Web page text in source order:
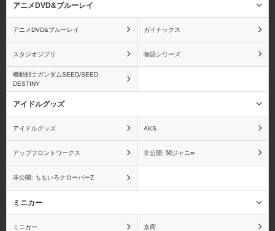
ウルトラマン
エンジェルビーツ！ 狼と香辛料
オーディンスフィア おジャ魔女どれみ
アニメDVD&ブルーレイ
アニメDVD&ブルーレイ ガイナックス
スタジオジブリ 物語シリーズ
機動戦士ガンダムSEED/SEED
DESTINY
アイドルグッズ
アイドルグッズ AKS
アップフロントワークス 非公開: 関ジャニ∞
非公開: ももいろクローバーZ
ミニカー
ミニカー 京商